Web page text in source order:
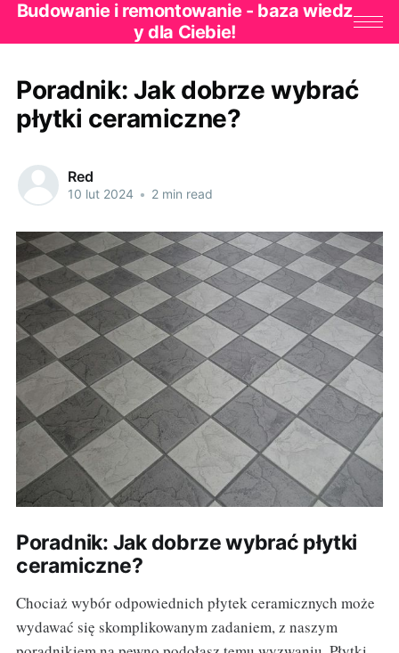
Budowanie i remontowanie - baza wiedz
y dla Ciebie!
Poradnik: Jak dobrze wybrać
płytki ceramiczne?
Red
10 lut 2024 • 2 min read
Poradnik: Jak dobrze wybrać płytki
ceramiczne?
Chociaż wybór odpowiednich płytek ceramicznych może
wydawać się skomplikowanym zadaniem, z naszym